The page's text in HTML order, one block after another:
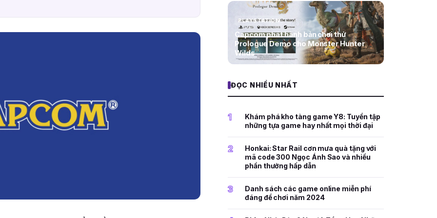
PLAYSTATION
Capcom phát hành bản chơi thử
Prologue Demo cho Monster Hunter
Wilds
ĐỌC NHIỀU NHẤT
1
Khám phá kho tàng game Y8: Tuyển tập
những tựa game hay nhất mọi thời đại
2
Honkai: Star Rail cơn mưa quà tặng với
mã code 300 Ngọc Ánh Sao và nhiều
phần thưởng hấp dẫn
3
Danh sách các game online miễn phí
đáng để chơi năm 2024